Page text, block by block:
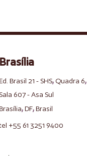
Brasília
Brasil 21 - SHS,Quadra 6,
Sala 607 - Asa Sul
,DF,Brasil
+55 61 3251 9400